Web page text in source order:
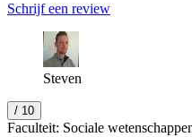
Schrijf een review
Steven
/ 10
Faculteit: Sociale